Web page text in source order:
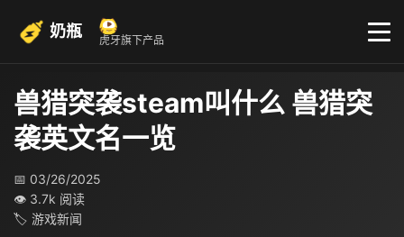
奶瓶 虎牙旗下产品
兽猎突袭steam叫什么 兽猎突
袭英文名一览
📅 03/26/2025
👁 3.7k 阅读
🏷 游戏新闻